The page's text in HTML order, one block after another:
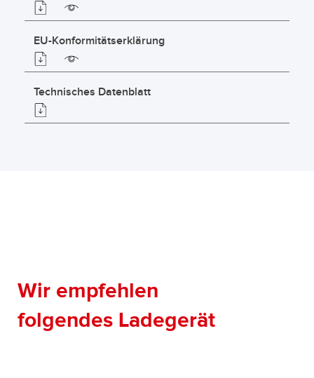
EU-Konformitätserklärung
Technisches Datenblatt
Wir empfehlen
folgendes Ladegerät